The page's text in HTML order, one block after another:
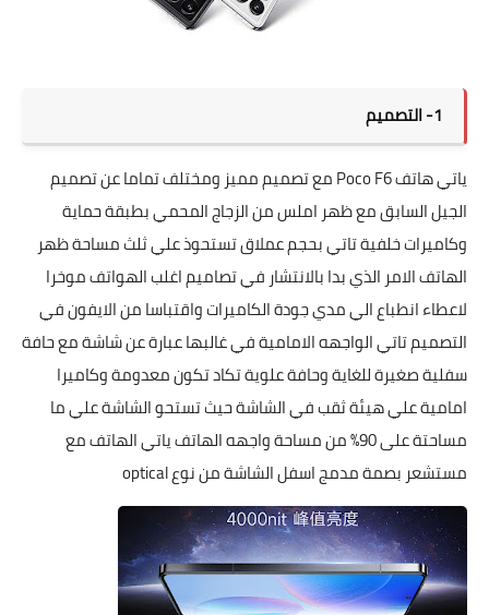
1- التصميم
ياتي هاتف Poco F6 مع تصميم مميز ومختلف تماما عن تصميم
الجيل السابق مع ظهر املس من الزجاج المحمي بطبقة حماية
وكاميرات خلفية تاتي بحجم عملاق تستحوذ علي ثلث مساحة ظهر
الهاتف الامر الذي بدا بالانتشار في تصاميم اغلب الهواتف موخرا
لاعطاء انطباع الي مدي جودة الكاميرات واقتباسا من الايفون في
التصميم تاتي الواجهه الامامية في غالبها عبارة عن شاشة مع حافة
سفلية صغيرة للغاية وحافة علوية تكاد تكون معدومة وكاميرا
امامية علي هيئة ثقب في الشاشة حيث تستحو الشاشة علي ما
مساحتة على 90% من مساحة واجهه الهاتف ياتي الهاتف مع
مستشعر بصمة مدمج اسفل الشاشة من نوع optical